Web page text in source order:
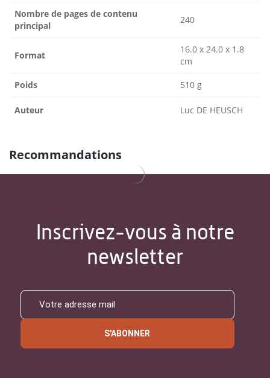
Nombre de pages de contenu
principal
240
Format
16.0 x 24.0 x 1.8
cm
Poids 510 g
Auteur Luc DE HEUSCH
Recommandations
Inscrivez-vous à notre
newsletter
S'ABONNER